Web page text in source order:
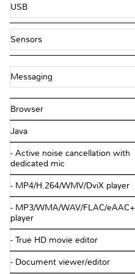
USB
Sensors
Messaging
Browser
Java
- Active noise cancellation with
dedicated mic
- MP4/H.264/WMV/DviX player
- MP3/WMA/WAV/FLAC/eAAC+
player
- True HD movie editor
- Document viewer/editor